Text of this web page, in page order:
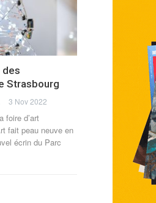
des
Strasbourg
3 Nov 2022
foire d’art
fait peau neuve en
écrin du Parc